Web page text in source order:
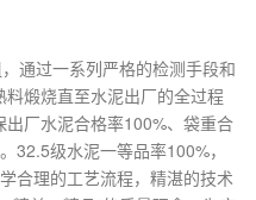
通过一系列严格的检测手段和
煅烧直至水泥出厂的全过程
厂水泥合格率100%、袋重合
32.5级水泥一等品率100%，
合理的工艺流程，精湛的技术